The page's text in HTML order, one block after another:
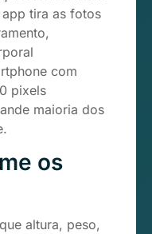
tira as fotos
com
pixels
maioria dos
os
altura, peso,